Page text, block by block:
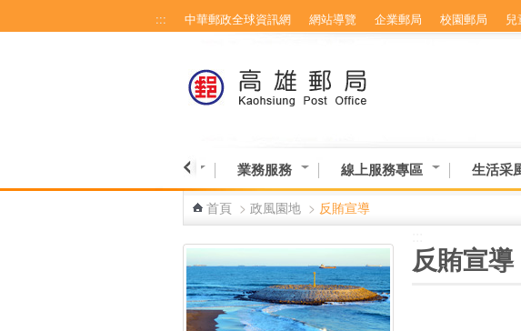
::: 中華郵政全球資訊網 網站導覽 企業郵局 校園郵局 兒
營業資訊 業務服務 線上服務專區 生活采
首頁 > 政風園地 > 反賄宣導
反賄宣導